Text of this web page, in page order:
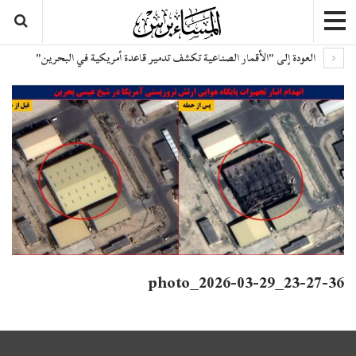
العودة إلى "الأقمار الصناعية تكشف تدمير قاعدة أمريكية في البحرين"
photo_2026-03-29_23-27-36